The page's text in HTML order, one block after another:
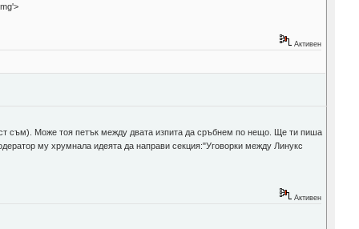
'>
Активен
съм). Може тоя петък между двата изпита да сръбнем по нещо. Ще ти пиша
му хрумнала идеята да направи секция:"Уговорки между Линукс
Активен